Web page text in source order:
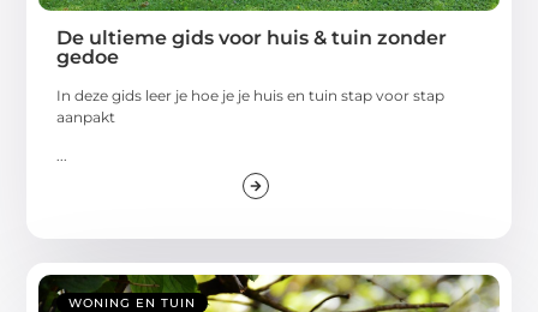
De ultieme gids voor huis & tuin zonder
gedoe
In deze gids leer je hoe je je huis en tuin stap voor stap
aanpakt
...
WONING EN TUIN